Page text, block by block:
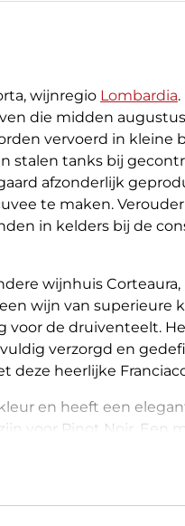
wijnregio Lombardia
die midden
vervoerd in kleine
stalen tanks bij
afzonderlijk
te maken.
in kelders bij de
wijnhuis
wijn van
de druiventeelt.
verzorgd en
deze heerlijke
en heeft een
voor Pinot Noir. Een
evenwichtige
zeer geschikt bij